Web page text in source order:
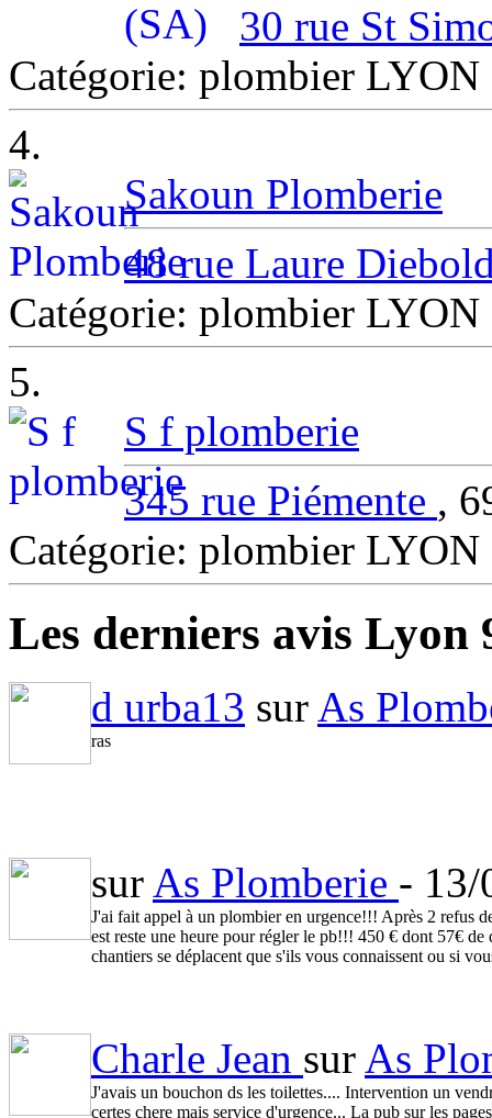
30 rue St
Catégorie: plombier LYON
4.
Sakoun Plomberie
48 rue Laure
Catégorie: plombier LYON
5.
S f plomberie
345 rue Piémente ,
Catégorie: plombier LYON
Les derniers avis Lyon
d urba13 sur As
ras
sur As Plomberie -
J'ai fait appel à un plombier en urgence!!! Après 2 refus
est reste une heure pour régler le pb!!! 450 € dont 57€
chantiers se déplacent que s'ils vous connaissent ou si
Charle Jean sur As
J'avais un bouchon ds les toilettes.... Intervention un
certes chere mais service d'urgence... La pub sur les